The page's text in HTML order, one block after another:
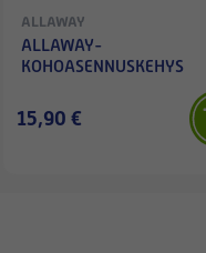
ALLAWAY
ALLAWAY-
KOHOASENNUSKEHYS
15,90 €